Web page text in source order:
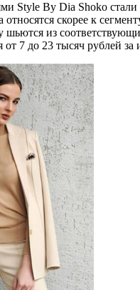
Style By Dia Shoko
скорее к
шьются из
от 7 до 23 тысяч рублей за